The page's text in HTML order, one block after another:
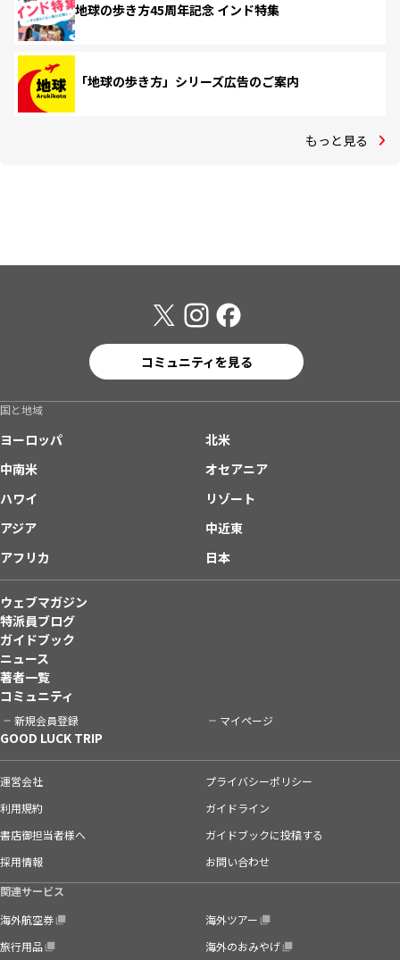
地球の歩き方45周年記念 インド特集
「地球の歩き方」シリーズ広告のご案内
もっと見る
コミュニティを見る
国と地域
ヨーロッパ
北米
中南米
オセアニア
ハワイ
リゾート
アジア
中近東
アフリカ
日本
ウェブマガジン
特派員ブログ
ガイドブック
ニュース
著者一覧
コミュニティ
新規会員登録 マイページ
GOOD LUCK TRIP
運営会社
プライバシーポリシー
利用規約
ガイドライン
書店御担当者様へ
ガイドブックに投稿する
採用情報
お問い合わせ
関連サービス
海外航空券
海外ツアー
旅行用品
海外のおみやげ